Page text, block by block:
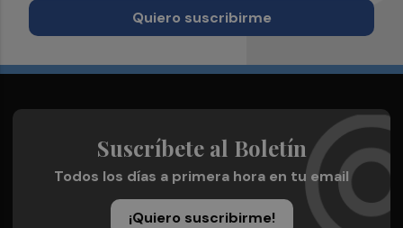
Quiero suscribirme
Suscríbete al Boletín
Todos los días a primera hora en tu email
¡Quiero suscribirme!